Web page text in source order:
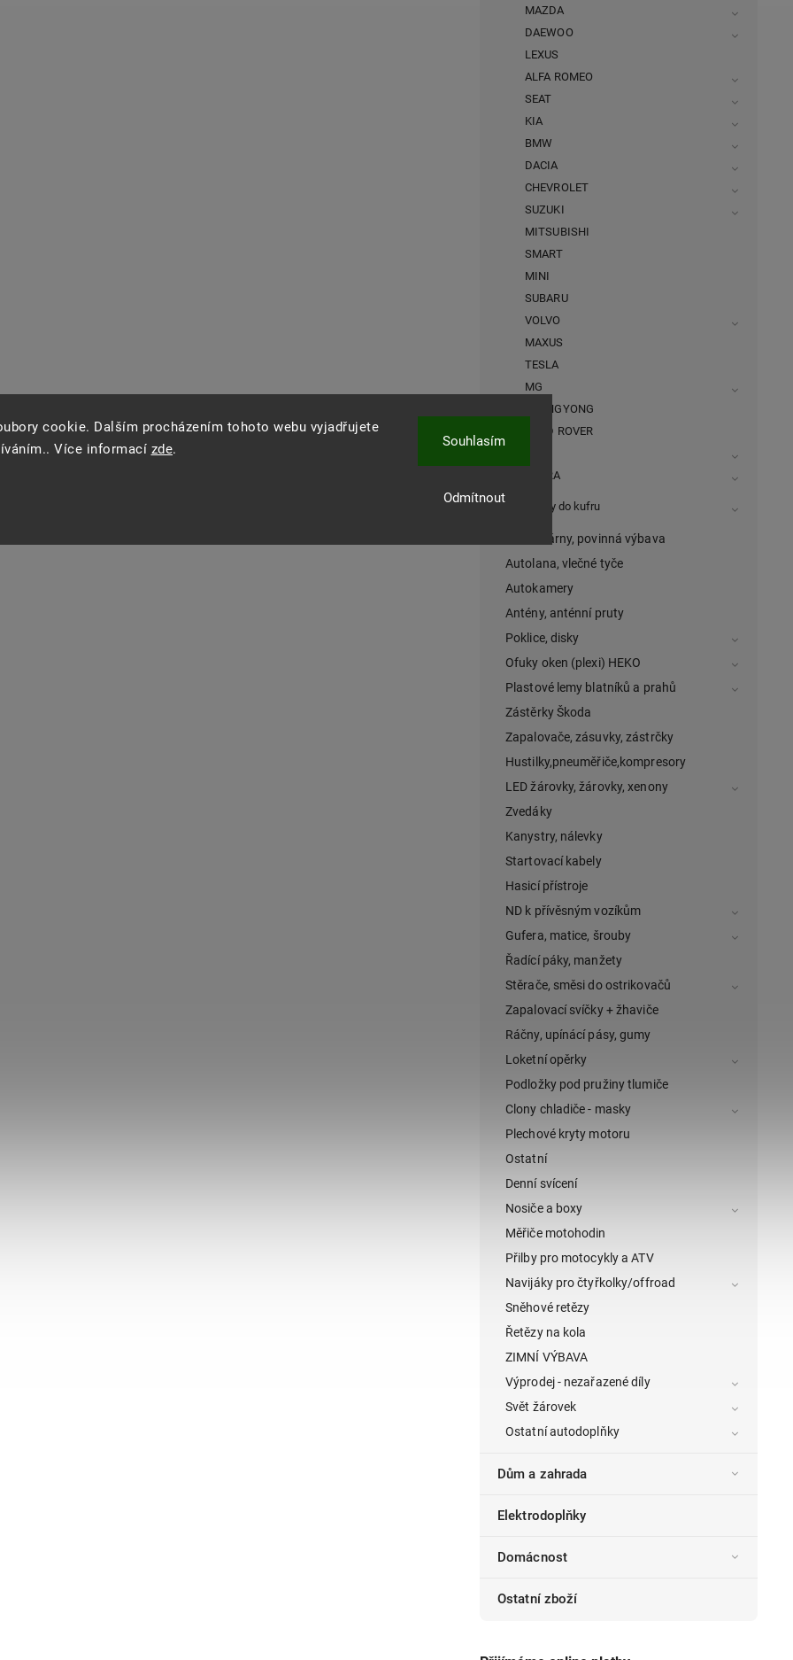
cookie. Dalším procházením tohoto webu vyjadřujete
Více informací zde.
Odmítnout
Souhlasím
MAZDA
DAEWOO
LEXUS
ALFA ROMEO
SEAT
KIA
BMW
DACIA
CHEVROLET
SUZUKI
MITSUBISHI
SMART
MINI
SUBARU
VOLVO
MAXUS
TESLA
MG
SSANGYONG
LAND ROVER
CUPRA
Vaničky do kufru
Autolékárny, povinná výbava
Autolana, vlečné tyče
Autokamery
Antény, anténní pruty
Poklice, disky
Ofuky oken (plexi) HEKO
Plastové lemy blatníků a prahů
Zástěrky Škoda
Zapalovače, zásuvky, zástrčky
Hustilky,pneuměřiče,kompresory
LED žárovky, žárovky, xenony
Zvedáky
Kanystry, nálevky
Startovací kabely
Hasicí přístroje
ND k přívěsným vozíkům
Gufera, matice, šrouby
Řadící páky, manžety
Stěrače, směsi do ostrikovačů
Zapalovací svíčky + žhaviče
Ráčny, upínácí pásy, gumy
Loketní opěrky
Podložky pod pružiny tlumiče
Clony chladiče - masky
Plechové kryty motoru
Ostatní
Denní svícení
Nosiče a boxy
Měřiče motohodin
Přilby pro motocykly a ATV
Navijáky pro čtyřkolky/offroad
Sněhové retězy
Řetězy na kola
ZIMNÍ VÝBAVA
Výprodej - nezařazené díly
Svět žárovek
Ostatní autodoplňky
Dům a zahrada
Elektrodoplňky
Domácnost
Ostatní zboží